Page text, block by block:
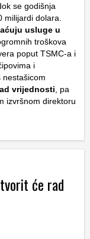
se godišnja
dolara.
usluge u
troškova
poput TSMC-a i
i
nestašicom
vrijednosti , pa
izvršnom direktoru
će rad